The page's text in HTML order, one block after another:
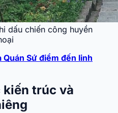
dấu chiến công huyền
Quán Sứ điểm đến linh
kiến trúc và